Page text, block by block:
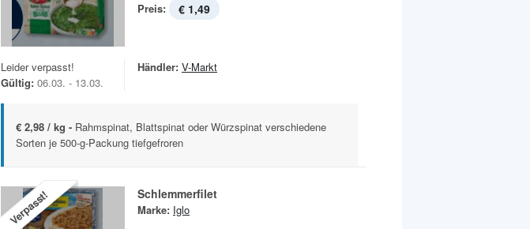
Preis: € 1,49
Leider verpasst!
Gültig: 06.03. - 13.03.
Händler: V-Markt
€ 2,98 / kg - Rahmspinat, Blattspinat oder Würzspinat verschiedene
Sorten je 500-g-Packung tiefgefroren
Verpasst! Schlemmerfilet
Marke: Iglo